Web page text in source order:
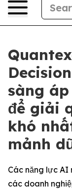
sàng
để giải
khó
mảnh
Các năng lực
các doanh